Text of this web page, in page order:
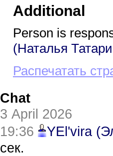
Additional
Person is
(Наталья
Распечатать
Chat
3 April 2026
19:36
YEl'vira
сек.